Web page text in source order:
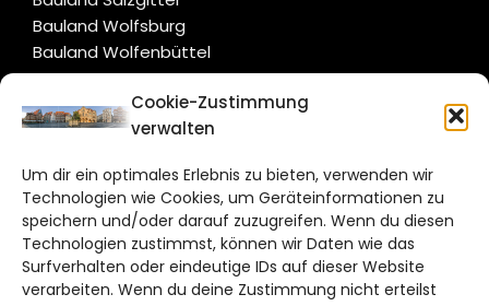
Cookie-Zustimmung
verwalten
Um dir ein optimales Erlebnis zu bieten, verwenden wir
Technologien wie Cookies, um Geräteinformationen zu
speichern und/oder darauf zuzugreifen. Wenn du diesen
Technologien zustimmst, können wir Daten wie das
Surfverhalten oder eindeutige IDs auf dieser Website
verarbeiten. Wenn du deine Zustimmung nicht erteilst
Bauland Wolfsburg
Bauland Wolfenbüttel
CITYLIFE!
hildesheim@citylifemedien.de
Bruchtorwall 12
38100 Braunschweig
Telefon: 0531 387220 – 65